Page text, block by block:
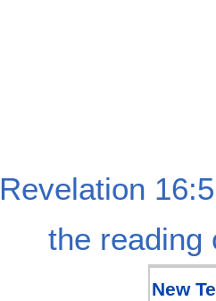
Revelation
the reading
New